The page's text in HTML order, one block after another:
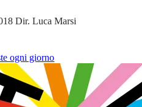
Dir. Luca Marsi
ogni giorno